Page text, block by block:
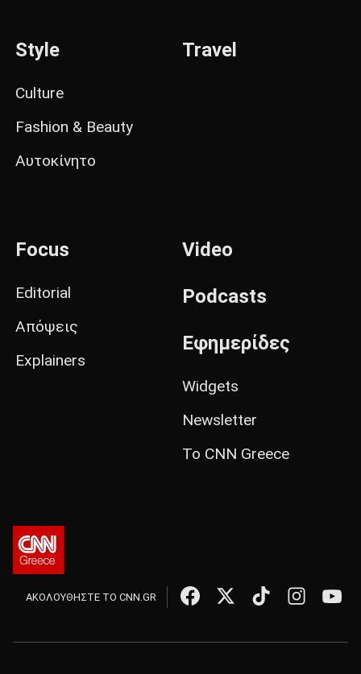
Style
Culture
Fashion & Beauty
Αυτοκίνητο
Travel
Focus
Editorial
Απόψεις
Explainers
Video
Podcasts
Εφημερίδες
Widgets
Newsletter
Το CNN Greece
ΑΚΟΛΟΥΘΗΣΤΕ ΤΟ CNN.GR